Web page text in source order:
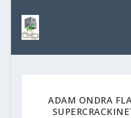
ADAM ONDRA